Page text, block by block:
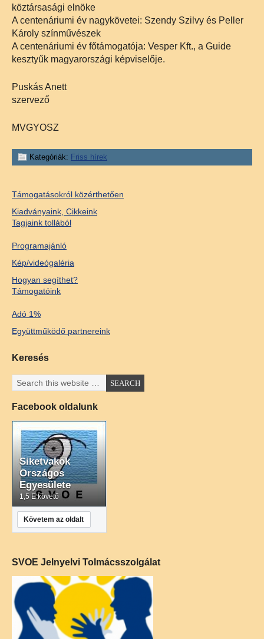
köztársasági elnöke
A centenáriumi év nagykövetei: Szendy Szilvy és Peller
Károly színművészek
A centenáriumi év főtámogatója: Vesper Kft., a Guide
kesztyűk magyarországi képviselője.
Puskás Anett
szervező
MVGYOSZ
Kategóriák: Friss hírek
Támogatásokról közérthetően
Kiadványaink, Cikkeink
Tagjaink tollából
Programajánló
Kép/videógaléria
Hogyan segíthet?
Támogatóink
Adó 1%
Együttműködő partnereink
Keresés
Facebook oldalunk
Siketvakok
Országos
Egyesülete
1,5 E követő
Követem az oldalt
SVOE Jelnyelvi Tolmácsszolgálat